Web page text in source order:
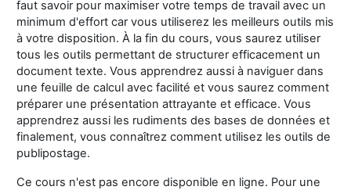
faut savoir pour maximiser votre temps de travail avec un
minimum d'effort car vous utiliserez les meilleurs outils mis
à votre disposition. À la fin du cours, vous saurez utiliser
tous les outils permettant de structurer efficacement un
document texte. Vous apprendrez aussi à naviguer dans
une feuille de calcul avec facilité et vous saurez comment
préparer une présentation attrayante et efficace. Vous
apprendrez aussi les rudiments des bases de données et
finalement, vous connaîtrez comment utilisez les outils de
publipostage.
Ce cours n'est pas encore disponible en ligne. Pour une